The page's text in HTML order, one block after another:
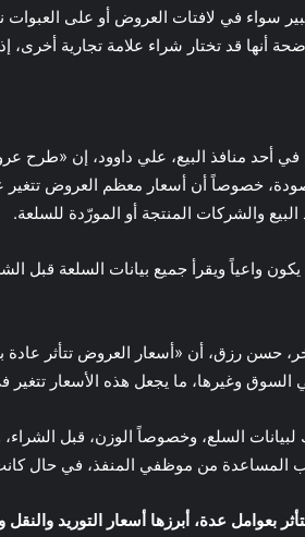
سواء في لافتات العروض أو على العبوات
أنها قد تختار شراء علامة تجارية أخرى،
أحد منافذ البيع، علي داوود، إن «طرح
خصوصاً أن أسعار معظم العروض تتغير
البيع والشركات المنتجة أو المورّدة للسلعة.
واعياً ويقرأ جميع بيانات السلعة قبل
حسن رزق، أن «أسعار العروض تتأثر عادة
وغيرها، ما يجعل هذه الأسعار تتغير
لبيانات السلع، وخصوصاً الوزن، قبل
المساعدة من موظفي المنفذ، في حال كانت
بعوامل عدة، أبرزها أسعار التوريد